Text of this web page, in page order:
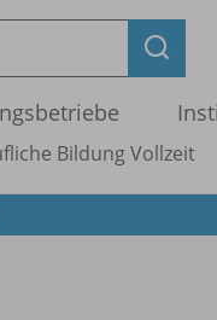
Bildung Vollzeit